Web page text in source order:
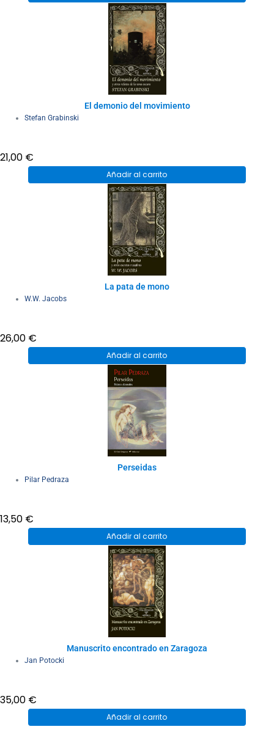
El demonio del movimiento
Stefan Grabinski
21,00 €
Añadir al carrito
La pata de mono
W.W. Jacobs
26,00 €
Añadir al carrito
Perseidas
Pilar Pedraza
13,50 €
Añadir al carrito
Manuscrito encontrado en Zaragoza
Jan Potocki
35,00 €
Añadir al carrito